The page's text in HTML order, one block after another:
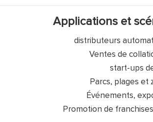
Applications et
distributeurs
Ventes de
start-ups
Parcs, plages et
Événements,
Promotion de